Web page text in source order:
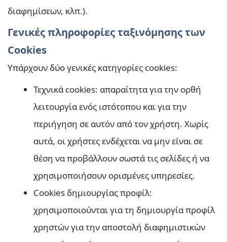
διαφημίσεων, κλπ.).
Γενικές πληροφορίες ταξινόμησης των
Cookies
Υπάρχουν δύο γενικές κατηγορίες cookies:
Τεχνικά cookies: απαραίτητα για την ορθή
λειτουργία ενός ιστότοπου και για την
περιήγηση σε αυτόν από τον χρήστη. Χωρίς
αυτά, οι χρήστες ενδέχεται να μην είναι σε
θέση να προβάλλουν σωστά τις σελίδες ή να
χρησιμοποιήσουν ορισμένες υπηρεσίες.
Cookies δημιουργίας προφίλ:
χρησιμοποιούνται για τη δημιουργία προφίλ
χρηστών για την αποστολή διαφημιστικών